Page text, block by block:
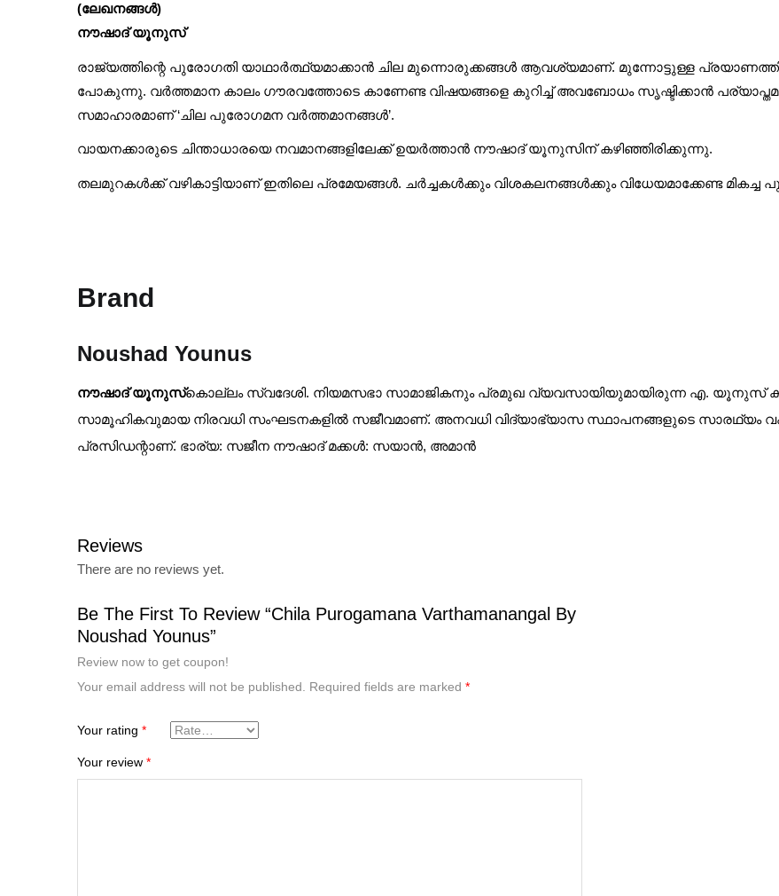
(ലേഖനങ്ങള്‍)
നൗഷാദ് യൂനുസ്
രാജ്യത്തിന്റെ പുരോഗതി യാഥാര്‍ത്ഥ്യമാക്കാന്‍ ചില മുന്നൊരുക്കങ്ങള്‍ ആവശ്യമാണ്. മുന്നോട്ടുള്ള
പോകുന്നു. വര്‍ത്തമാന കാലം ഗൗരവത്തോടെ കാണേണ്ട വിഷയങ്ങളെ കുറിച്ച് അവബോധം സൃഷ്ടിക്കാന്‍
സമാഹാരമാണ് ‘ചില പുരോഗമന വര്‍ത്തമാനങ്ങള്‍’.
വായനക്കാരുടെ ചിന്താധാരയെ നവമാനങ്ങളിലേക്ക് ഉയര്‍ത്താന്‍ നൗഷാദ് യൂനുസിന് കഴിഞ്ഞിരിക്കുന്നു.
തലമുറകള്‍ക്ക് വഴികാട്ടിയാണ് ഇതിലെ പ്രമേയങ്ങള്‍. ചര്‍ച്ചകള്‍ക്കും വിശകലനങ്ങള്‍ക്കും വിധേയമാക്കേണ്ട മികച്ച
Brand
Noushad Younus
നൗഷാദ് യൂനുസ്കൊല്ലം സ്വദേശി. നിയമസഭാ സാമാജികനും പ്രമുഖ വ്യവസായിയുമായിരുന്ന എ. യൂനുസ്
സാമൂഹികവുമായ നിരവധി സംഘടനകളില്‍ സജീവമാണ്. അനവധി വിദ്യാഭ്യാസ സ്ഥാപനങ്ങളുടെ സാരഥ്യം
പ്രസിഡന്റാണ്. ഭാര്യ: സജീന നൗഷാദ് മക്കള്‍: സയാന്‍, അമാന്‍
Reviews
There are no reviews yet.
Be The First To Review “Chila Purogamana Varthamanangal By
Noushad Younus”
Review now to get coupon!
Your email address will not be published. Required fields are marked *
Your rating *
Your review *